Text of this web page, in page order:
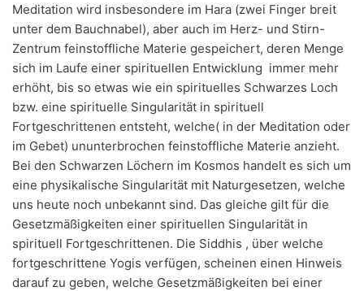
Meditation wird insbesondere im Hara (zwei Finger breit
unter dem Bauchnabel), aber auch im Herz- und Stirn-
Zentrum feinstoffliche Materie gespeichert, deren Menge
sich im Laufe einer spirituellen Entwicklung immer mehr
erhöht, bis so etwas wie ein spirituelles Schwarzes Loch
bzw. eine spirituelle Singularität in spirituell
Fortgeschrittenen entsteht, welche( in der Meditation oder
im Gebet) ununterbrochen feinstoffliche Materie anzieht.
Bei den Schwarzen Löchern im Kosmos handelt es sich um
eine physikalische Singularität mit Naturgesetzen, welche
uns heute noch unbekannt sind. Das gleiche gilt für die
Gesetzmäßigkeiten einer spirituellen Singularität in
spirituell Fortgeschrittenen. Die Siddhis , über welche
fortgeschrittene Yogis verfügen, scheinen einen Hinweis
darauf zu geben, welche Gesetzmäßigkeiten bei einer